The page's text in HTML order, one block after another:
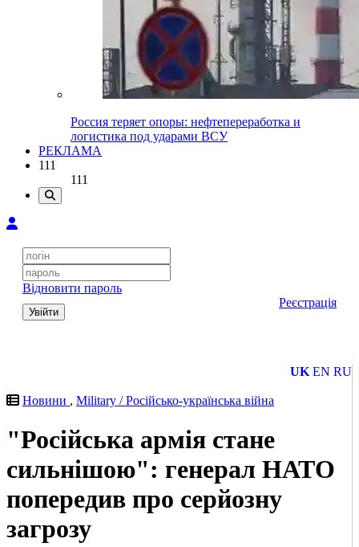
Россия теряет опоры: нефтепереработка и
логистика под ударами ВСУ
РЕКЛАМА
111
111
Відновити пароль
Увійти
Реєстрація
UK EN RU
Новини , Military / Російсько-українська війна
"Російська армія стане
сильнішою": генерал НАТО
попередив про серйозну
загрозу